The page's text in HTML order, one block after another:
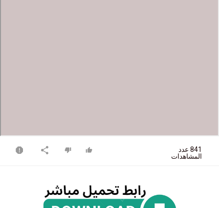
841 عدد
المشاهدات